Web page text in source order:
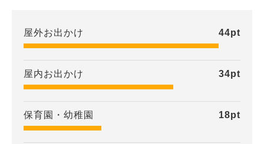
屋外お出かけ 44pt
屋内お出かけ 34pt
保育園・幼稚園 18pt